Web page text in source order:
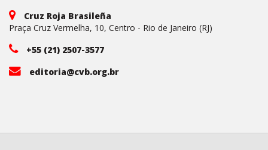
Cruz Roja Brasileña
Praça Cruz Vermelha, 10, Centro - Rio de Janeiro (RJ)
+55 (21) 2507-3577
editoria@cvb.org.br